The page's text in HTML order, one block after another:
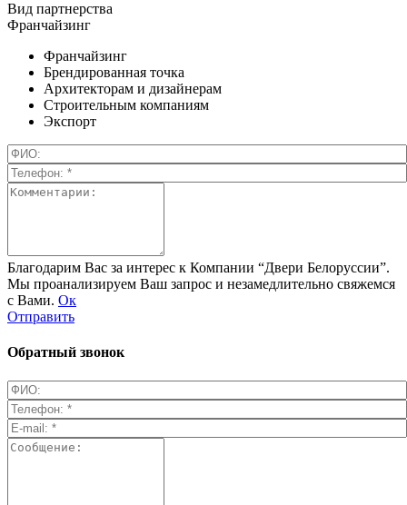
Вид партнерства
Франчайзинг
Франчайзинг
Брендированная точка
Архитекторам и дизайнерам
Строительным компаниям
Экспорт
Благодарим Вас за интерес к Компании “Двери Белоруссии”.
Мы проанализируем Ваш запрос и незамедлительно свяжемся
с Вами. Ок
Отправить
Обратный звонок